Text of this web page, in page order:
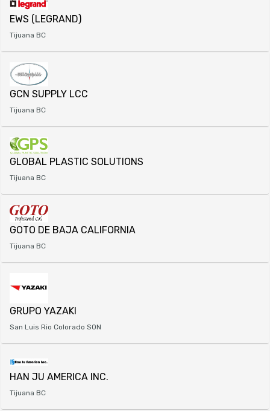
EWS (LEGRAND)
Tijuana BC
GCN SUPPLY LCC
Tijuana BC
GLOBAL PLASTIC SOLUTIONS
Tijuana BC
GOTO DE BAJA CALIFORNIA
Tijuana BC
GRUPO YAZAKI
San Luis Rio Colorado SON
HAN JU AMERICA INC.
Tijuana BC